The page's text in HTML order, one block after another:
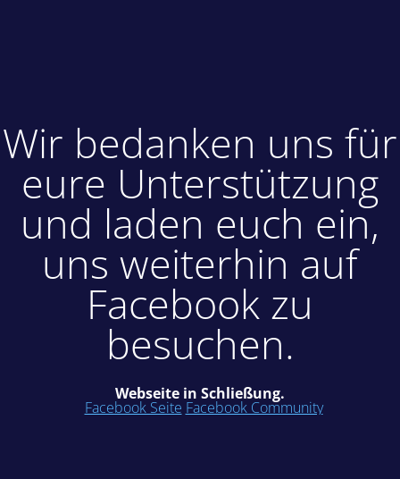
Wir bedanken uns für
eure Unterstützung
und laden euch ein,
uns weiterhin auf
Facebook zu
besuchen.
Webseite in Schließung.
Facebook Seite Facebook Community